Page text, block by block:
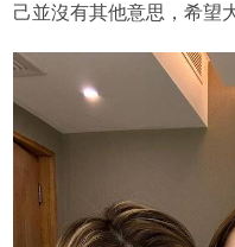
己並沒有其他意思，希望